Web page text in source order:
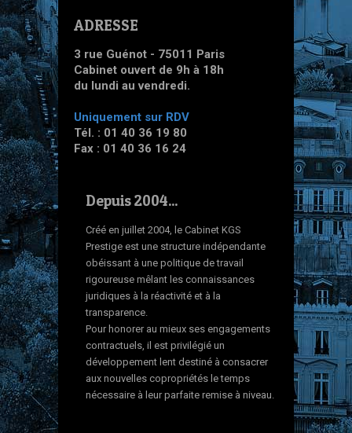
ADRESSE
3 rue Guénot - 75011 Paris
Cabinet ouvert de 9h à 18h
du lundi au vendredi.
Uniquement sur RDV
Tél. : 01 40 36 19 80
Fax : 01 40 36 16 24
Depuis 2004...
Créé en juillet 2004, le Cabinet KGS
Prestige est une structure indépendante
obéissant à une politique de travail
rigoureuse mêlant les connaissances
juridiques à la réactivité et à la
transparence.
Pour honorer au mieux ses engagements
contractuels, il est privilégié un
développement lent destiné à consacrer
aux nouvelles copropriétés le temps
nécessaire à leur parfaite remise à niveau.